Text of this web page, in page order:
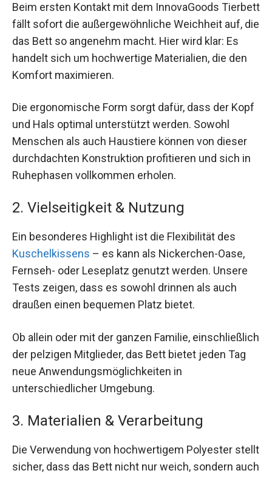
Beim ersten Kontakt mit dem InnovaGoods Tierbett
fällt sofort die außergewöhnliche Weichheit auf, die
das Bett so angenehm macht. Hier wird klar: Es
handelt sich um hochwertige Materialien, die den
Komfort maximieren.
Die ergonomische Form sorgt dafür, dass der Kopf
und Hals optimal unterstützt werden. Sowohl
Menschen als auch Haustiere können von dieser
durchdachten Konstruktion profitieren und sich in
Ruhephasen vollkommen erholen.
2. Vielseitigkeit & Nutzung
Ein besonderes Highlight ist die Flexibilität des
Kuschelkissens – es kann als Nickerchen-Oase,
Fernseh- oder Leseplatz genutzt werden. Unsere
Tests zeigen, dass es sowohl drinnen als auch
draußen einen bequemen Platz bietet.
Ob allein oder mit der ganzen Familie, einschließlich
der pelzigen Mitglieder, das Bett bietet jeden Tag
neue Anwendungsmöglichkeiten in
unterschiedlicher Umgebung.
3. Materialien & Verarbeitung
Die Verwendung von hochwertigem Polyester stellt
sicher, dass das Bett nicht nur weich, sondern auch